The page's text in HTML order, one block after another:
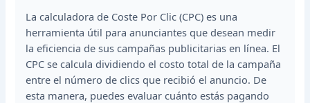
La calculadora de Coste Por Clic (CPC) es una
herramienta útil para anunciantes que desean medir
la eficiencia de sus campañas publicitarias en línea. El
CPC se calcula dividiendo el costo total de la campaña
entre el número de clics que recibió el anuncio. De
esta manera, puedes evaluar cuánto estás pagando